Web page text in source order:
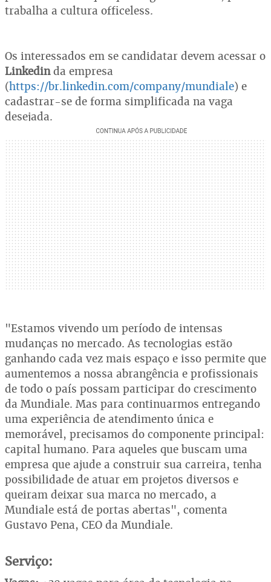
trabalha a cultura officeless.
Os interessados em se candidatar devem acessar o
Linkedinda empresa
(https://br.linkedin.com/company/mundiale) e
cadastrar-se de forma simplificada na vaga
desejada.
"Estamos vivendo um período de intensas
mudanças no mercado. As tecnologias estão
ganhando cada vez mais espaço e isso permite que
aumentemos a nossa abrangência e profissionais
de todo o país possam participar do crescimento
da Mundiale. Mas para continuarmos entregando
uma experiência de atendimento única e
memorável, precisamos do componente principal:
capital humano. Para aqueles que buscam uma
empresa que ajude a construir sua carreira, tenha
possibilidade de atuar em projetos diversos e
queiram deixar sua marca no mercado, a
Mundiale está de portas abertas", comenta
Gustavo Pena, CEO da Mundiale.
Serviço: